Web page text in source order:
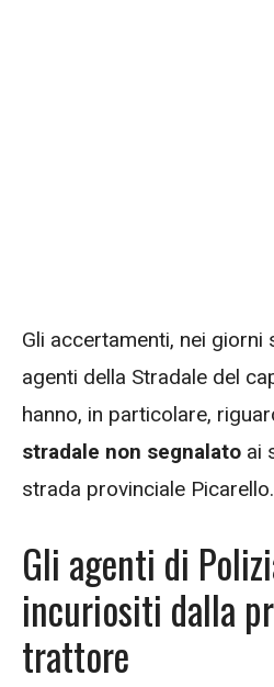
Gli accertamenti, nei
agenti della Stradale del
hanno, in particolare,
stradale non segnalato ai
strada provinciale Picarello.
Gli agenti di
incuriositi dalla
trattore